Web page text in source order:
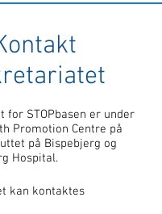
for STOPbasen er under
Promotion Centre på
på Bispebjerg og
Hospital.
kan kontaktes